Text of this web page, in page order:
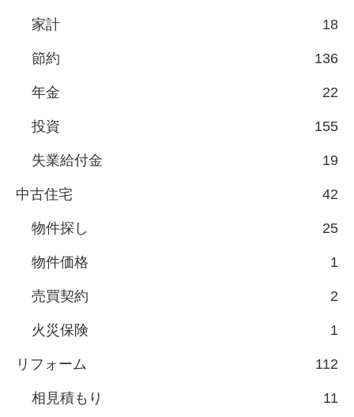
家計 18
節約 136
年金 22
投資 155
失業給付金 19
中古住宅 42
物件探し 25
物件価格 1
売買契約 2
火災保険 1
リフォーム 112
相見積もり 11